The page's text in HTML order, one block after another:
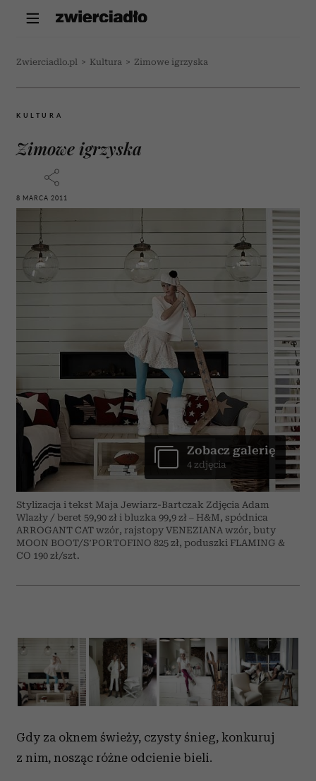
Zwierciadlo.pl > Kultura > Zimowe igrzyska
KULTURA
Zimowe igrzyska
8 MARCA 2011
Stylizacja i tekst Maja Jewiarz-Bartczak Zdjęcia Adam
Wlazły / beret 59,90 zł i bluzka 99,9 zł – H&M, spódnica
ARROGANT CAT wzór, rajstopy VENEZIANA wzór, buty
MOON BOOT/S’PORTOFINO 825 zł, poduszki FLAMING &
CO 190 zł/szt.
Zobacz galerię
4 zdjęcia
Gdy za oknem świeży, czysty śnieg, konkuruj
z nim, nosząc różne odcienie bieli.